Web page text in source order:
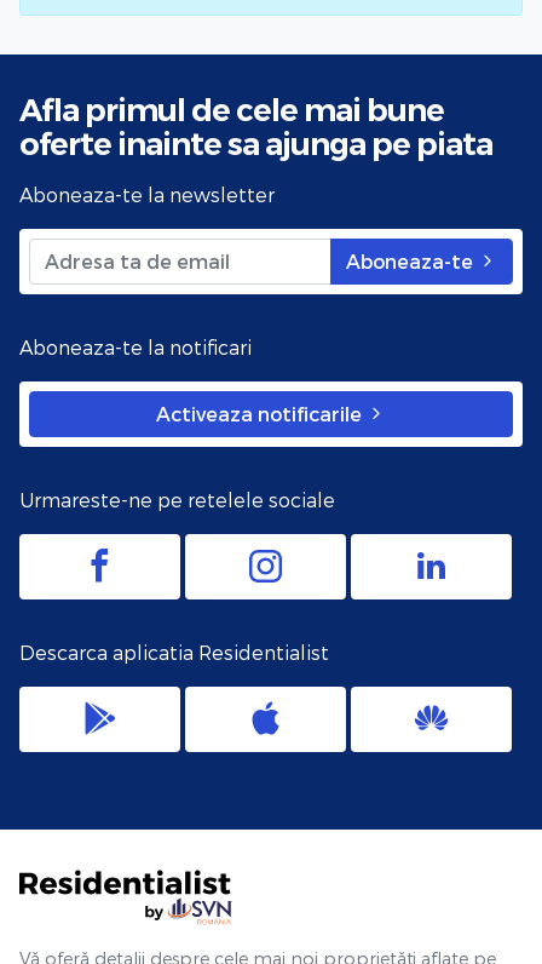
Afla primul de cele mai bune
oferte inainte sa ajunga pe piata
Aboneaza-te la newsletter
Aboneaza-te
Aboneaza-te la notificari
Activeaza notificarile
Urmareste-ne pe retelele sociale
Descarca aplicatia Residentialist
Vă oferă detalii despre cele mai noi proprietăți aflate pe